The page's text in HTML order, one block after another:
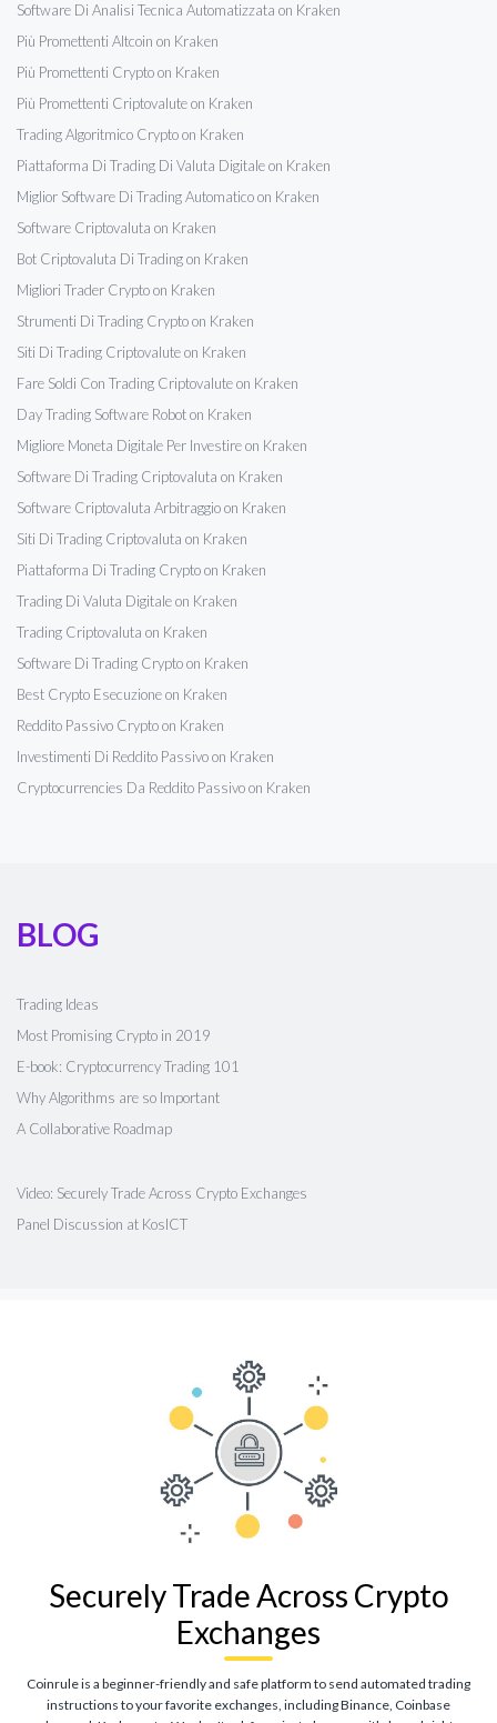
Software Di Analisi Tecnica Automatizzata on Kraken
Più Promettenti Altcoin on Kraken
Più Promettenti Crypto on Kraken
Più Promettenti Criptovalute on Kraken
Trading Algoritmico Crypto on Kraken
Piattaforma Di Trading Di Valuta Digitale on Kraken
Miglior Software Di Trading Automatico on Kraken
Software Criptovaluta on Kraken
Bot Criptovaluta Di Trading on Kraken
Migliori Trader Crypto on Kraken
Strumenti Di Trading Crypto on Kraken
Siti Di Trading Criptovalute on Kraken
Fare Soldi Con Trading Criptovalute on Kraken
Day Trading Software Robot on Kraken
Migliore Moneta Digitale Per Investire on Kraken
Software Di Trading Criptovaluta on Kraken
Software Criptovaluta Arbitraggio on Kraken
Siti Di Trading Criptovaluta on Kraken
Piattaforma Di Trading Crypto on Kraken
Trading Di Valuta Digitale on Kraken
Trading Criptovaluta on Kraken
Software Di Trading Crypto on Kraken
Best Crypto Esecuzione on Kraken
Reddito Passivo Crypto on Kraken
Investimenti Di Reddito Passivo on Kraken
Cryptocurrencies Da Reddito Passivo on Kraken
BLOG
Trading Ideas
Most Promising Crypto in 2019
E-book: Cryptocurrency Trading 101
Why Algorithms are so Important
A Collaborative Roadmap
Video: Securely Trade Across Crypto Exchanges
Panel Discussion at KosICT
Securely Trade Across Crypto
Exchanges
Coinrule is a beginner-friendly and safe platform to send automated trading
instructions to your favorite exchanges, including Binance, Coinbase